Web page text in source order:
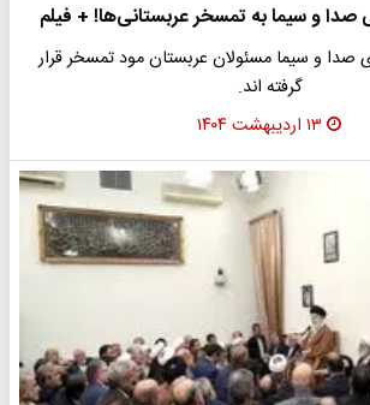
صدا و سیما به تمسخر عربستانی‌ها! + فیلم
صدا و سیما مسئولان عربستان مود تمسخر قرار
گرفته اند.
۱۳ اردیبهشت ۱۴۰۴